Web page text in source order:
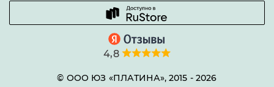
4,8
© ООО ЮЗ «ПЛАТИНА», 2015 - 2026